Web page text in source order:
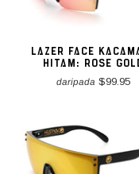
LAZER FACE
HITAM: ROSE
daripada $99.95